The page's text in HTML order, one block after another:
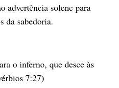
advertência solene para
da sabedoria.
o inferno, que desce às
7:27)